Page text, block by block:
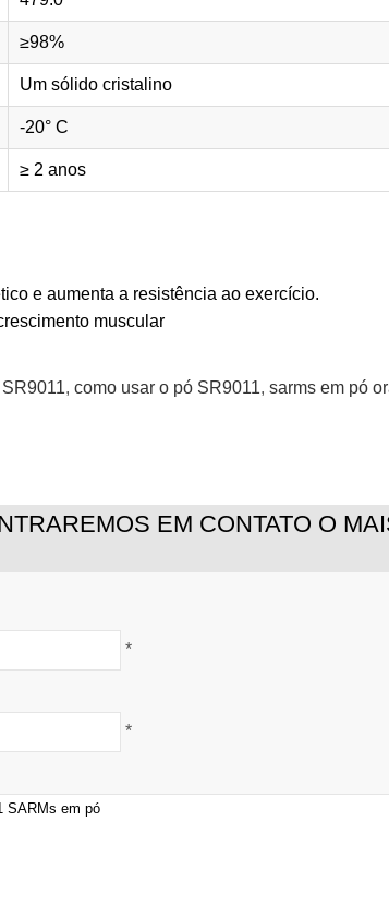
≥98%
Um sólido cristalino
-20° C
≥ 2 anos
e aumenta a resistência ao exercício.
muscular
, como usar o pó SR9011, sarms em pó
EM CONTATO O
*
*